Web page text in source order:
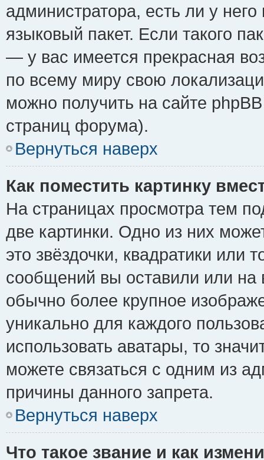
администратора, есть ли у
языковый пакет. Если такого
— у вас имеется прекрасная
по всему миру свою
можно получить на сайте
страниц форума).
Вернуться наверх
Как поместить картинку
На страницах просмотра тем
две картинки. Одно из них
это звёздочки, квадратики или
сообщений вы оставили или
обычно более крупное
уникально для каждого
использовать аватары, то
можете связаться с одним из
причины данного запрета.
Вернуться наверх
Что такое звание и как